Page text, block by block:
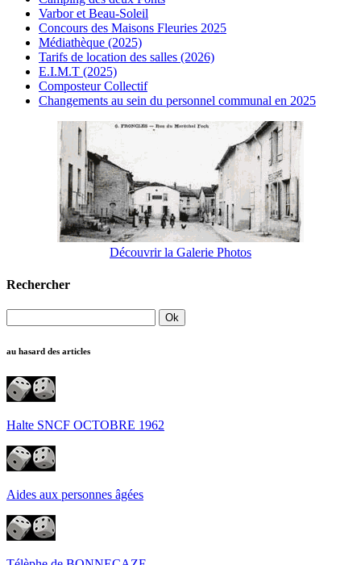
Varbor et Beau-Soleil
Concours des Maisons Fleuries 2025
Médiathèque (2025)
Tarifs de location des salles (2026)
E.I.M.T (2025)
Composteur Collectif
Changements au sein du personnel communal en 2025
Découvrir la Galerie Photos
Rechercher
au hasard des articles
Halte SNCF OCTOBRE 1962
Aides aux personnes âgées